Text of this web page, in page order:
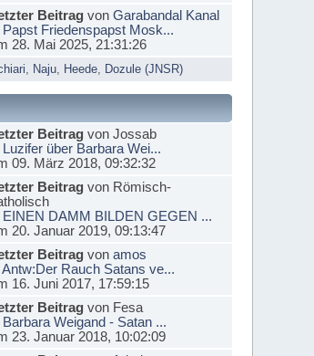
Beitragvon Garabandal Kanal
Papst Friedenspapst Mosk...
28. Mai 2025, 21:31:26
Naju Heede Dozule (JNSR)
Beitragvon Jossab
Luzifer über Barbara Wei...
09. März 2018, 09:32:32
Beitragvon Römisch-
EINEN DAMM BILDEN GEGEN ...
20. Januar 2019, 09:13:47
Beitragvon amos
Antw:Der Rauch Satans ve...
16. Juni 2017, 17:59:15
Beitragvon Fesa
Barbara Weigand - Satan ...
23. Januar 2018, 10:02:09